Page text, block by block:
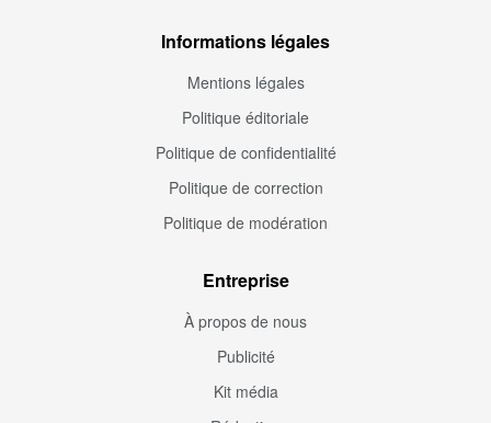
Informations légales
Mentions légales
Politique éditoriale
Politique de confidentialité
Politique de correction
Politique de modération
Entreprise
À propos de nous
Publicité
Kit média